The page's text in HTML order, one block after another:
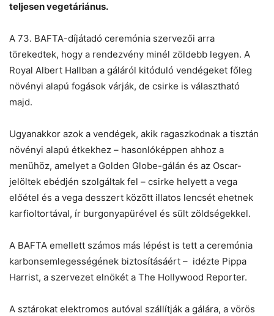
teljesen vegetáriánus.
A 73. BAFTA-díjátadó ceremónia szervezői arra
törekedtek, hogy a rendezvény minél zöldebb legyen. A
Royal Albert Hallban a gáláról kitóduló vendégeket főleg
növényi alapú fogások várják, de csirke is választható
majd.
Ugyanakkor azok a vendégek, akik ragaszkodnak a tisztán
növényi alapú étkekhez – hasonlóképpen ahhoz a
menühöz, amelyet a Golden Globe-gálán és az Oscar-
jelöltek ebédjén szolgáltak fel – csirke helyett a vega
előétel és a vega desszert között illatos lencsét ehetnek
karfioltortával, ír burgonyapürével és sült zöldségekkel.
A BAFTA emellett számos más lépést is tett a ceremónia
karbonsemlegességének biztosításáért – idézte Pippa
Harrist, a szervezet elnökét a The Hollywood Reporter.
A sztárokat elektromos autóval szállítják a gálára, a vörös
Chat Mr wAIste Close
Helló! Miben segíthetek ma?